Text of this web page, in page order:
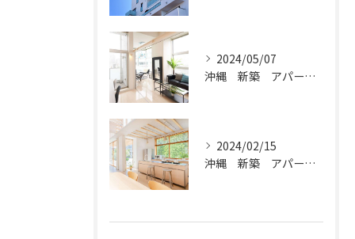
2024/05/07
沖縄 新築 アパート新築
2024/02/15
沖縄 新築 アパート新築